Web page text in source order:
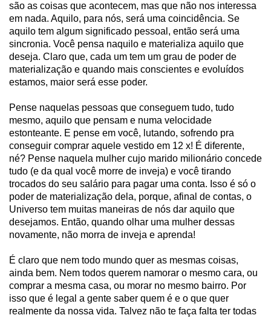
são as coisas que acontecem, mas que não nos interessa
em nada. Aquilo, para nós, será uma coincidência. Se
aquilo tem algum significado pessoal, então será uma
sincronia. Você pensa naquilo e materializa aquilo que
deseja. Claro que, cada um tem um grau de poder de
materialização e quando mais conscientes e evoluídos
estamos, maior será esse poder.
Pense naquelas pessoas que conseguem tudo, tudo
mesmo, aquilo que pensam e numa velocidade
estonteante. E pense em você, lutando, sofrendo pra
conseguir comprar aquele vestido em 12 x! É diferente,
né? Pense naquela mulher cujo marido milionário concede
tudo (e da qual você morre de inveja) e você tirando
trocados do seu salário para pagar uma conta. Isso é só o
poder de materialização dela, porque, afinal de contas, o
Universo tem muitas maneiras de nós dar aquilo que
desejamos. Então, quando olhar uma mulher dessas
novamente, não morra de inveja e aprenda!
É claro que nem todo mundo quer as mesmas coisas,
ainda bem. Nem todos querem namorar o mesmo cara, ou
comprar a mesma casa, ou morar no mesmo bairro. Por
isso que é legal a gente saber quem é e o que quer
realmente da nossa vida. Talvez não te faça falta ter todas